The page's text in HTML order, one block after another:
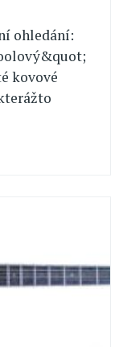
ohledání:
kovové